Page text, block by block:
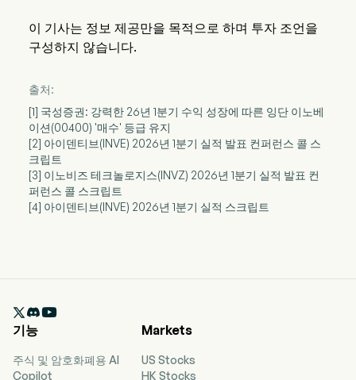
이 기사는 정보 제공만을 목적으로 하며 투자 조언을
구성하지 않습니다.
출처:
[1] 국성증권: 강력한 26년 1분기 수익 성장에 따른 잉단 이노베
이션(00400) '매수' 등급 유지
[2] 아이덴티브(INVE) 2026년 1분기 실적 발표 컨퍼런스 콜 스
크립트
[3] 이노비즈 테크놀로지스(INVZ) 2026년 1분기 실적 발표 컨
퍼런스 콜 스크립트
[4] 아이덴티브(INVE) 2026년 1분기 실적 스크립트

기능
주식 및 암호화폐용 AI
Copilot
Markets
US Stocks
HK Stocks